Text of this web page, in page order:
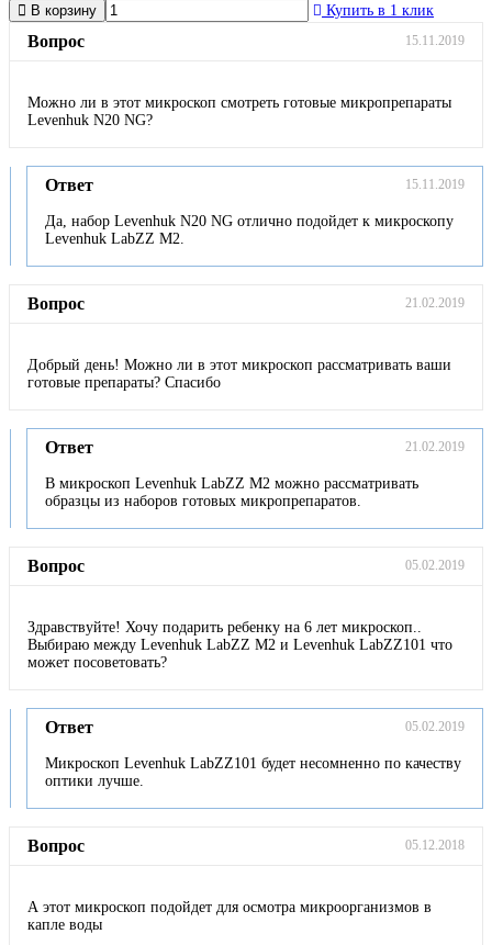
В корзину
Купить в 1 клик
Вопрос 15.11.2019
Можно ли в этот микроскоп смотреть готовые микропрепараты
Levenhuk N20 NG?
Ответ 15.11.2019
Да, набор Levenhuk N20 NG отлично подойдет к микроскопу
Levenhuk LabZZ M2.
Вопрос 21.02.2019
Добрый день! Можно ли в этот микроскоп рассматривать ваши
готовые препараты? Спасибо
Ответ 21.02.2019
В микроскоп Levenhuk LabZZ M2 можно рассматривать
образцы из наборов готовых микропрепаратов.
Вопрос 05.02.2019
Здравствуйте! Хочу подарить ребенку на 6 лет микроскоп..
Выбираю между Levenhuk LabZZ M2 и Levenhuk LabZZ101 что
может посоветовать?
Ответ 05.02.2019
Микроскоп Levenhuk LabZZ101 будет несомненно по качеству
оптики лучше.
Вопрос 05.12.2018
А этот микроскоп подойдет для осмотра микроорганизмов в
капле воды